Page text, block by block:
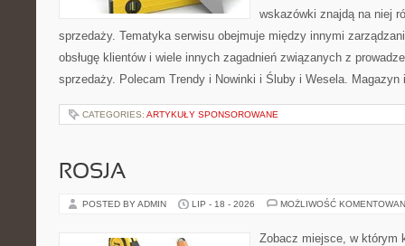
wskazówki znajdą na niej
sprzedaży. Tematyka serwisu obejmuje między innymi
obsługę klientów i wiele innych zagadnień związanych z
sprzedaży. Polecam Trendy i Nowinki i Śluby i Wesela.
CATEGORIES: ARTYKUŁY SPONSOROWANE
ROSJA
POSTED BY ADMIN LIP - 18 - 2026 MOŻLIWOŚĆ
Zobacz miejsce, w którym